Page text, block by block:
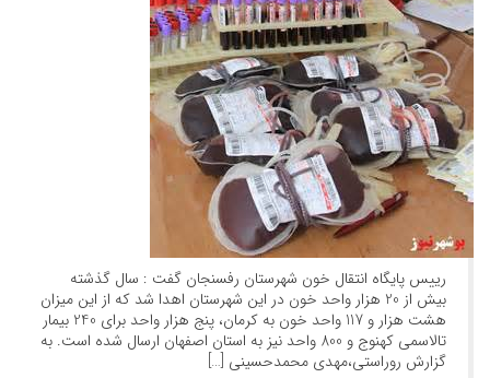
رییس پایگاه انتقال خون شهرستان رفسنجان گفت : سال گذشته
بیش از 20 هزار واحد خون در این شهرستان اهدا شد که از این میزان
هشت هزار و 117 واحد خون به کرمان، پنج هزار واحد برای 240 بیمار
تالاسمی کهنوج و 800 واحد نیز به استان اصفهان ارسال شده است. به
گزارش روراستی،مهدی محمدحسینی […]